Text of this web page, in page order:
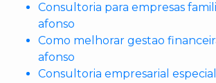
Consultoria para empresas
afonso
Como melhorar gestao
afonso
Consultoria empresarial